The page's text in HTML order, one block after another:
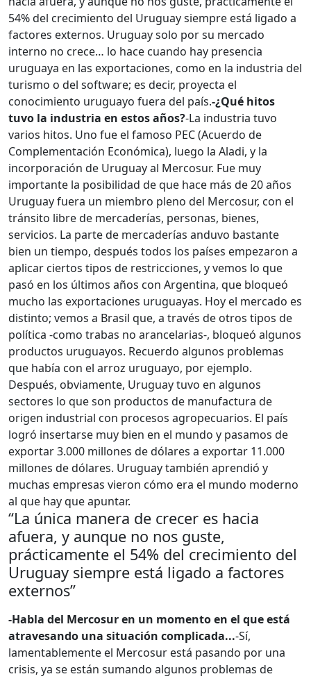
54% del crecimiento del Uruguay siempre está ligado a
factores externos. Uruguay solo por su mercado
interno no crece… lo hace cuando hay presencia
uruguaya en las exportaciones, como en la industria del
turismo o del software; es decir, proyecta el
conocimiento uruguayo fuera del país.-¿Qué hitos
tuvo la industria en estos años?-La industria tuvo
varios hitos. Uno fue el famoso PEC (Acuerdo de
Complementación Económica), luego la Aladi, y la
incorporación de Uruguay al Mercosur. Fue muy
importante la posibilidad de que hace más de 20 años
Uruguay fuera un miembro pleno del Mercosur, con el
tránsito libre de mercaderías, personas, bienes,
servicios. La parte de mercaderías anduvo bastante
bien un tiempo, después todos los países empezaron a
aplicar ciertos tipos de restricciones, y vemos lo que
pasó en los últimos años con Argentina, que bloqueó
mucho las exportaciones uruguayas. Hoy el mercado es
distinto; vemos a Brasil que, a través de otros tipos de
política -como trabas no arancelarias-, bloqueó algunos
productos uruguayos. Recuerdo algunos problemas
que había con el arroz uruguayo, por ejemplo.
Después, obviamente, Uruguay tuvo en algunos
sectores lo que son productos de manufactura de
origen industrial con procesos agropecuarios. El país
logró insertarse muy bien en el mundo y pasamos de
exportar 3.000 millones de dólares a exportar 11.000
millones de dólares. Uruguay también aprendió y
muchas empresas vieron cómo era el mundo moderno
al que hay que apuntar.
“La única manera de crecer es hacia
afuera, y aunque no nos guste,
prácticamente el 54% del crecimiento del
Uruguay siempre está ligado a factores
externos”
-Habla del Mercosur en un momento en el que está
atravesando una situación complicada...-Sí,
lamentablemente el Mercosur está pasando por una
crisis, ya se están sumando algunos problemas de